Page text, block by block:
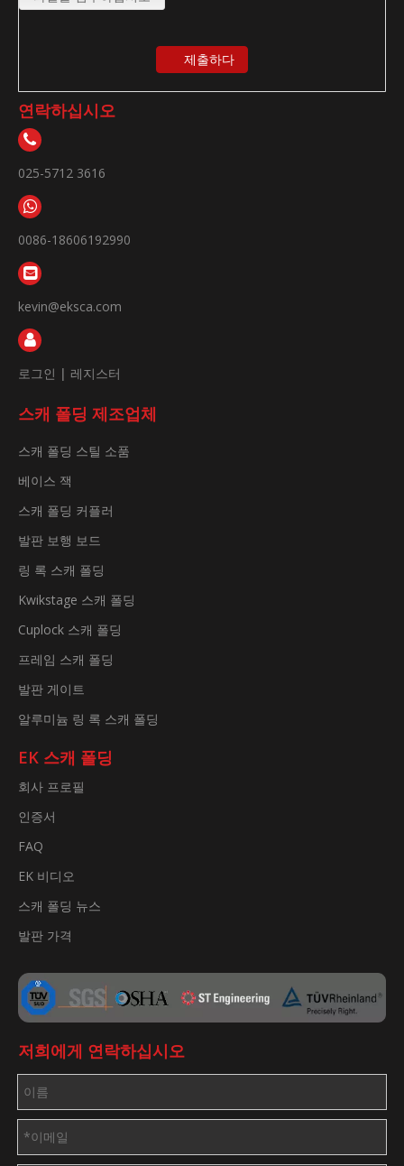
제출하다
연락하십시오
025-5712 3616
0086-18606192990
kevin@eksca.com
로그인 | 레지스터
스캐 폴딩 제조업체
스캐 폴딩 스틸 소품
베이스 잭
스캐 폴딩 커플러
발판 보행 보드
링 록 스캐 폴딩
Kwikstage 스캐 폴딩
Cuplock 스캐 폴딩
프레임 스캐 폴딩
발판 게이트
알루미늄 링 록 스캐 폴딩
EK 스캐 폴딩
회사 프로필
인증서
FAQ
EK 비디오
스캐 폴딩 뉴스
발판 가격
저희에게 연락하십시오